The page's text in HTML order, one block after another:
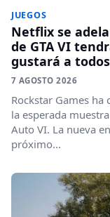
JUEGOS
Netflix se
de GTA VI
gustará a todos
7 AGOSTO 2026
Rockstar Games
la esperada
Auto VI. La nueva
próximo...